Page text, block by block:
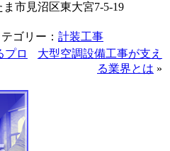
市見沼区東大宮7-5-19
ゴリー： 計装工事
プロ
大型空調設備工事が支え
る業界とは »